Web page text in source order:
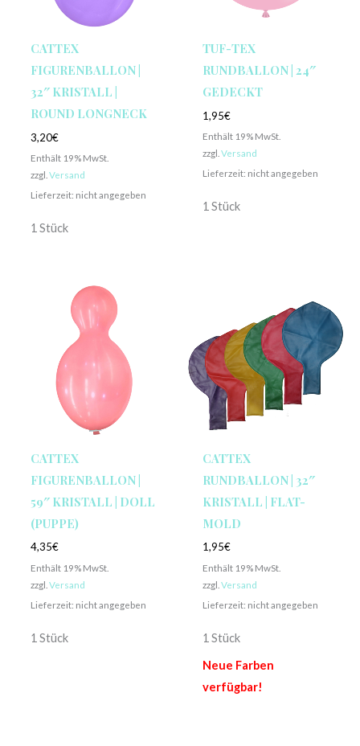
CATTEX
FIGURENBALLON |
32″ KRISTALL |
ROUND LONGNECK
3,20€
Enthält 19% MwSt.
zzgl. Versand
Lieferzeit: nicht angegeben
1 Stück
TUF-TEX
RUNDBALLON | 24″
GEDECKT
1,95€
Enthält 19% MwSt.
zzgl. Versand
Lieferzeit: nicht angegeben
1 Stück
CATTEX
FIGURENBALLON |
59″ KRISTALL | DOLL
(PUPPE)
4,35€
Enthält 19% MwSt.
zzgl. Versand
Lieferzeit: nicht angegeben
1 Stück
CATTEX
RUNDBALLON | 32″
KRISTALL | FLAT-
MOLD
1,95€
Enthält 19% MwSt.
zzgl. Versand
Lieferzeit: nicht angegeben
1 Stück
Neue Farben
verfügbar!